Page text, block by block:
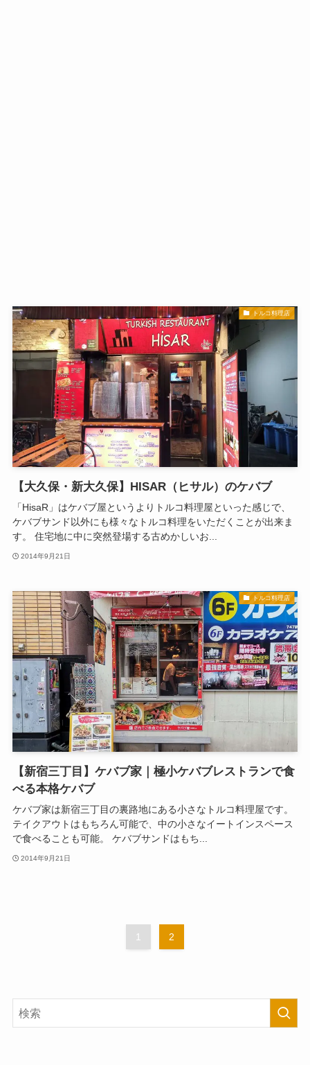
トルコ料理店
【大久保・新大久保】HISAR（ヒサル）のケバブ
「HisaR」はケバブ屋というよりトルコ料理屋といった感じで、
ケバブサンド以外にも様々なトルコ料理をいただくことが出来ま
す。 住宅地に中に突然登場する古めかしいお...
2014年9月21日
トルコ料理店
【新宿三丁目】ケバブ家｜極小ケバブレストランで食
べる本格ケバブ
ケバブ家は新宿三丁目の裏路地にある小さなトルコ料理屋です。
テイクアウトはもちろん可能で、中の小さなイートインスペース
で食べることも可能。 ケバブサンドはもち...
2014年9月21日
1 2